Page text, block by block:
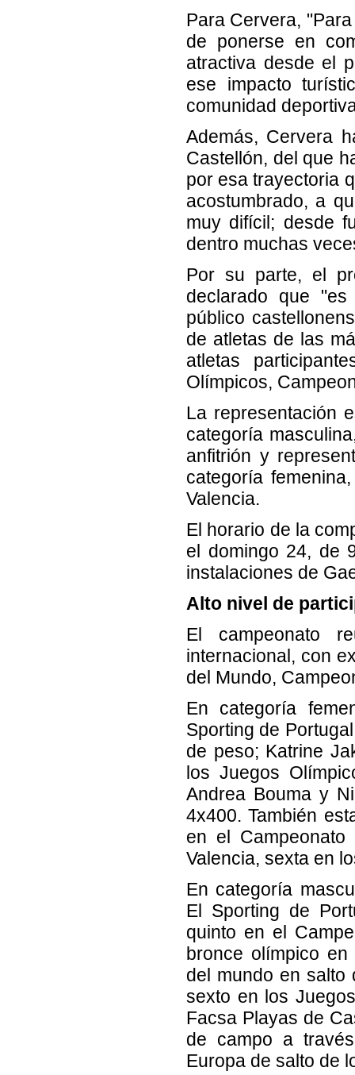
Para Cervera,
de ponerse en
atractiva desde el
ese impacto
comunidad
Además, Cervera
Castellón, del que
por esa trayectoria
acostumbrado, a
muy difícil; desde
dentro muchas
Por su parte, el
declarado que
público
de atletas de las
atletas
Olímpicos,
La representación
categoría
anfitrión y
categoría
Valencia.
El horario de la
el domingo 24, de
instalaciones de
Alto nivel de
El campeonato
internacional, con
del Mundo,
En categoría
Sporting de
de peso; Katrine
los Juegos
Andrea Bouma y
4x400. También
en el
Valencia, sexta en
En categoría
El Sporting de
quinto en el
bronce olímpico
del mundo en salto
sexto en los
Facsa Playas de
de campo a
Europa de salto de